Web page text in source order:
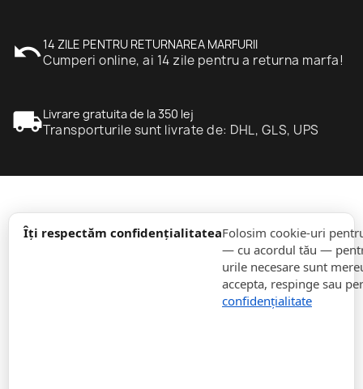
Îți respectăm confidențialitateaFolosim cookie-uri
— cu acordul tău —
urile necesare sunt
accepta, respinge sau
confidențialitate
undo14 ZILE PENTRU RETURNAREA MARFURII
Cumperi online, ai 14 zile pentru a returna marfa!
local_shippingLivrare gratuita de la 350 lej
Transporturile sunt livrate de: DHL, GLS, UPS
informație
expand_more